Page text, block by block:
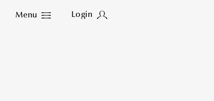
Menu Login
Close